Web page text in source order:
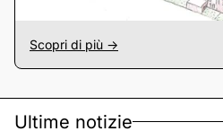
Scopri di più ->
Ultime notizie